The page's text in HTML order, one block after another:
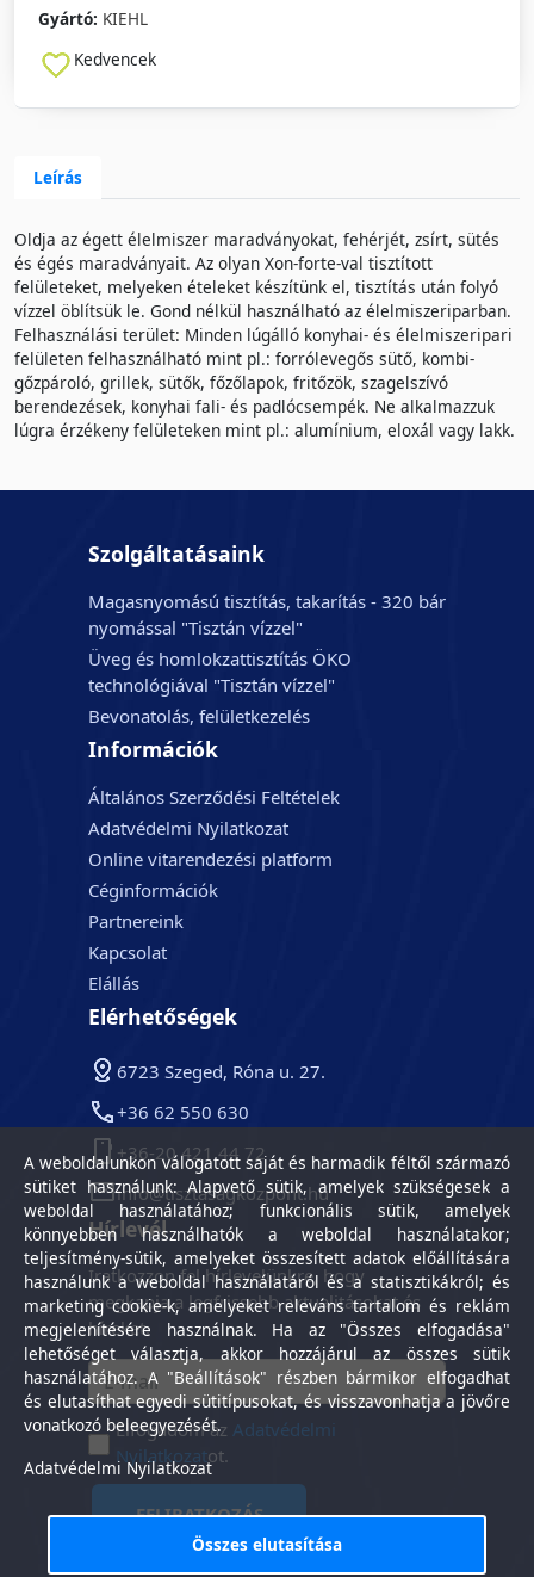
Gyártó: KIEHL
Kedvencek
Leírás
Oldja az égett élelmiszer maradványokat, fehérjét, zsírt, sütés
és égés maradványait. Az olyan Xon-forte-val tisztított
felületeket, melyeken ételeket készítünk el, tisztítás után folyó
vízzel öblítsük le. Gond nélkül használható az élelmiszeriparban.
Felhasználási terület: Minden lúgálló konyhai- és élelmiszeripari
felületen felhasználható mint pl.: forrólevegős sütő, kombi-
gőzpároló, grillek, sütők, főzőlapok, fritőzök, szagelszívó
berendezések, konyhai fali- és padlócsempék. Ne alkalmazzuk
lúgra érzékeny felületeken mint pl.: alumínium, eloxál vagy lakk.
Szolgáltatásaink
Magasnyomású tisztítás, takarítás - 320 bár
nyomással "Tisztán vízzel"
Üveg és homlokzattisztítás ÖKO
technológiával "Tisztán vízzel"
Bevonatolás, felületkezelés
Információk
Általános Szerződési Feltételek
Adatvédelmi Nyilatkozat
Online vitarendezési platform
Céginformációk
Partnereink
Kapcsolat
Elállás
Elérhetőségek
6723 Szeged, Róna u. 27.
+36 62 550 630
+36-20 421 44 72
info@tisztasagkozpont.hu
Hírlevél
Iratkozzon fel hírlevelünkre, hogy
megkapja a legfrissebb aktualitásokat és
híreket.
Elfogadom azAdatvédelmi
Nyilatkozatot.
FELIRATKOZÁS
A weboldalunkon válogatott saját és harmadik féltől származó
sütiket használunk: Alapvető sütik, amelyek szükségesek a
weboldal használatához; funkcionális sütik, amelyek
könnyebben használhatók a weboldal használatakor;
teljesítmény-sütik, amelyeket összesített adatok előállítására
használunk a weboldal használatáról és a statisztikákról; és
marketing cookie-k, amelyeket releváns tartalom és reklám
megjelenítésére használnak. Ha az "Összes elfogadása"
lehetőséget választja, akkor hozzájárul az összes sütik
használatához. A "Beállítások" részben bármikor elfogadhat
és elutasíthat egyedi sütitípusokat, és visszavonhatja a jövőre
vonatkozó beleegyezését.
Adatvédelmi Nyilatkozat
Összes elutasítása